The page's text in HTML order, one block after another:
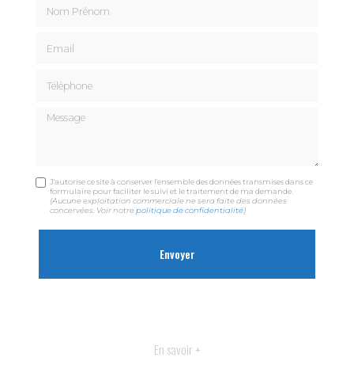
Message
J'autorise ce site à conserver l'ensemble des données transmises dans ce
formulaire pour faciliter le suivi et le traitement de ma demande.
(Aucune exploitation commerciale ne sera faite des données
concervées. Voir notrepolitique de confidentialité)
En savoir +